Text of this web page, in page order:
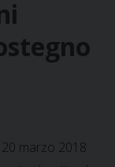
marzo 2018